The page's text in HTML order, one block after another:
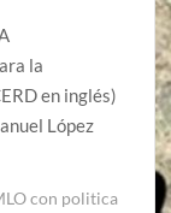
la
en inglés)
López
con politica